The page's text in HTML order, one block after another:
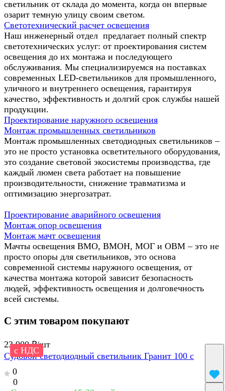
светильник от склада до момента, когда он впервые
озарит темную улицу своим светом.
Светотехнический расчет освещения
Наш инженерный отдел предлагает полный спектр
светотехнических услуг: от проектирования систем
освещения до их монтажа и последующего
обслуживания. Мы специализируемся на поставках
современных LED-светильников для промышленного,
уличного и внутреннего освещения, гарантируя
качество, эффективность и долгий срок службы нашей
продукции.
Проектирование наружного освещения
Монтаж промышленных светильников
Монтаж промышленных светодиодных светильников –
это не просто установка осветительного оборудования,
это создание световой экосистемы производства, где
каждый люмен света работает на повышение
производительности, снижение травматизма и
оптимизацию энергозатрат.
Проектирование аварийного освещения
Монтаж опор освещения
Монтаж мачт освещения
Мачты освещения ВМО, ВМОН, МОГ и ОВМ – это не
просто опоры для светильников, это основа
современной системы наружного освещения, от
качества монтажа которой зависит безопасность
людей, эффективность освещения и долговечность
всей системы.
С этим товаром покупают
с НДС
23 900 ₽/шт
Судовой светодиодный светильник Гранит 100 с
0
0